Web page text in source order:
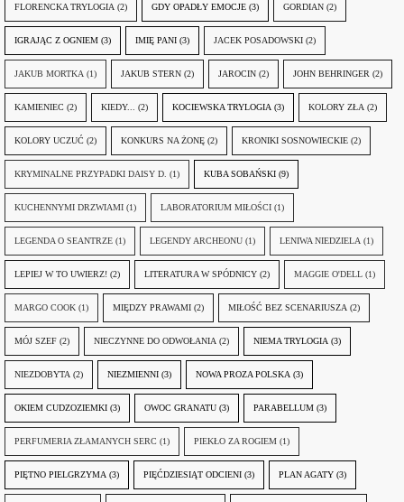
FLORENCKA TRYLOGIA (2) GDY OPADŁY EMOCJE (3) GORDIAN (2)
IGRAJĄC Z OGNIEM (3) IMIĘ PANI (3) JACEK POSADOWSKI (2)
JAKUB MORTKA (1) JAKUB STERN (2) JAROCIN (2) JOHN BEHRINGER (2)
KAMIENIEC (2) KIEDY... (2) KOCIEWSKA TRYLOGIA (3) KOLORY ZŁA (2)
KOLORY UCZUĆ (2) KONKURS NA ŻONĘ (2) KRONIKI SOSNOWIECKIE (2)
KRYMINALNE PRZYPADKI DAISY D. (1) KUBA SOBAŃSKI (9)
KUCHENNYMI DRZWIAMI (1) LABORATORIUM MIŁOŚCI (1)
LEGENDA O SEANTRZE (1) LEGENDY ARCHEONU (1) LENIWA NIEDZIELA (1)
LEPIEJ W TO UWIERZ! (2) LITERATURA W SPÓDNICY (2) MAGGIE O'DELL (1)
MARGO COOK (1) MIĘDZY PRAWAMI (2) MIŁOŚĆ BEZ SCENARIUSZA (2)
MÓJ SZEF (2) NIECZYNNE DO ODWOŁANIA (2) NIEMA TRYLOGIA (3)
NIEZDOBYTA (2) NIEZMIENNI (3) NOWA PROZA POLSKA (3)
OKIEM CUDZOZIEMKI (3) OWOC GRANATU (3) PARABELLUM (3)
PERFUMERIA ZŁAMANYCH SERC (1) PIEKŁO ZA ROGIEM (1)
PIĘTNO PIELGRZYMA (3) PIĘĆDZIESIĄT ODCIENI (3) PLAN AGATY (3)